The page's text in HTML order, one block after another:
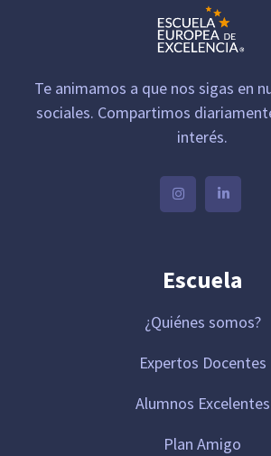
Te animamos a que nos sigas en
sociales. Compartimos
interés.
Escuela
¿Quiénes somos?
Expertos Docentes
Alumnos Excelentes
Plan Amigo